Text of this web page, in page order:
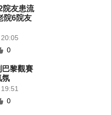
院友患流
院6院友
0
巴黎觀賽
氛
0